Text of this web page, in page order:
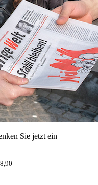
Sie jetzt ein